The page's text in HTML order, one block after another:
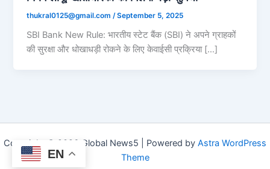
thukral0125@gmail.com /September 5, 2025
SBI Bank New Rule: भारतीय स्टेट बैंक (SBI) ने अपने ग्राहकों
की सुरक्षा और धोखाधड़ी रोकने के लिए केवाईसी प्रक्रिया […]
Copyright © 2026 Global News5 | Powered by Astra WordPress
Theme
EN